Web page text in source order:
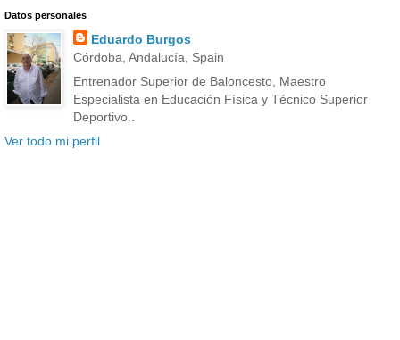
Datos personales
Eduardo Burgos
Córdoba, Andalucía, Spain
Entrenador Superior de Baloncesto, Maestro
Especialista en Educación Física y Técnico Superior
Deportivo..
Ver todo mi perfil